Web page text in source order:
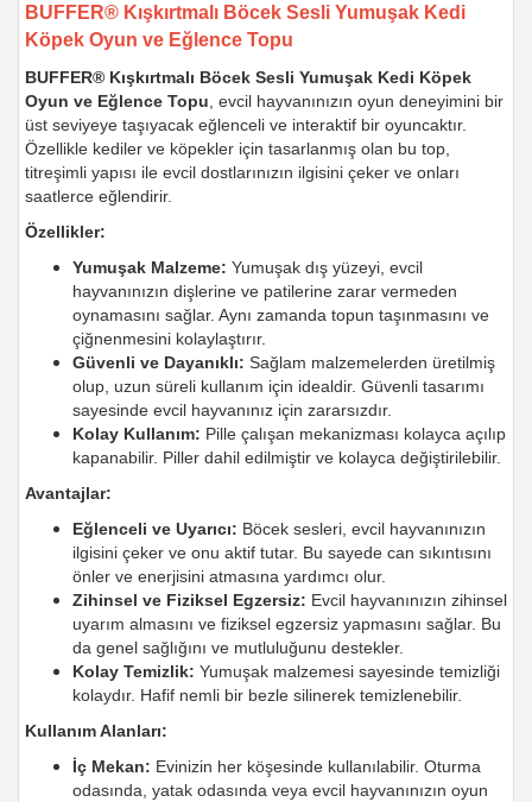
BUFFER® Kışkırtmalı Böcek Sesli Yumuşak Kedi
Köpek Oyun ve Eğlence Topu
BUFFER® Kışkırtmalı Böcek Sesli Yumuşak Kedi Köpek
Oyun ve Eğlence Topu , evcil hayvanınızın oyun deneyimini bir
üst seviyeye taşıyacak eğlenceli ve interaktif bir oyuncaktır.
Özellikle kediler ve köpekler için tasarlanmış olan bu top,
titreşimli yapısı ile evcil dostlarınızın ilgisini çeker ve onları
saatlerce eğlendirir.
Özellikler:
Yumuşak Malzeme: Yumuşak dış yüzeyi, evcil
hayvanınızın dişlerine ve patilerine zarar vermeden
oynamasını sağlar. Aynı zamanda topun taşınmasını ve
çiğnenmesini kolaylaştırır.
Güvenli ve Dayanıklı: Sağlam malzemelerden üretilmiş
olup, uzun süreli kullanım için idealdir. Güvenli tasarımı
sayesinde evcil hayvanınız için zararsızdır.
Kolay Kullanım: Pille çalışan mekanizması kolayca açılıp
kapanabilir. Piller dahil edilmiştir ve kolayca değiştirilebilir.
Avantajlar:
Eğlenceli ve Uyarıcı: Böcek sesleri, evcil hayvanınızın
ilgisini çeker ve onu aktif tutar. Bu sayede can sıkıntısını
önler ve enerjisini atmasına yardımcı olur.
Zihinsel ve Fiziksel Egzersiz: Evcil hayvanınızın zihinsel
uyarım almasını ve fiziksel egzersiz yapmasını sağlar. Bu
da genel sağlığını ve mutluluğunu destekler.
Kolay Temizlik: Yumuşak malzemesi sayesinde temizliği
kolaydır. Hafif nemli bir bezle silinerek temizlenebilir.
Kullanım Alanları:
İç Mekan: Evinizin her köşesinde kullanılabilir. Oturma
odasında, yatak odasında veya evcil hayvanınızın oyun